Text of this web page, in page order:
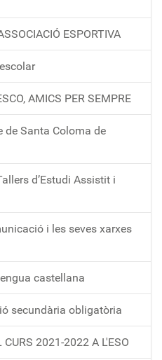
ESPORTIVA
AMICS PER SEMPRE
de Santa Coloma de
d’Estudi Assistit i
i les seves xarxes
castellana
secundària obligatòria
CURS 2021-2022 A L'ESO